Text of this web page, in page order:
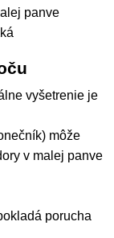
panve
vyšetrenie je
môže
v malej panve
porucha